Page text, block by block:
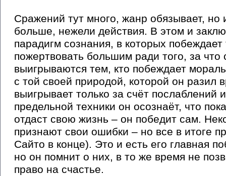
Сражений тут много, жанр обязывает, но
больше, нежели действия. В этом и
парадигм сознания, в которых побеждает
пожертвовать большим ради того, за
выигрываются тем, кто побеждает
с той своей природой, которой он разил
выигрывает только за счёт послаблений
предельной техники он осознаёт, что
отдаст свою жизнь – он победит сам.
признают свои ошибки – но все в итоге
Сайто в конце). Это и есть его главная
но он помнит о них, в то же время не
право на счастье.